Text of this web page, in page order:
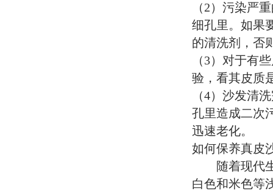
（2）污染严
细孔里。如果
的清洗剂，否
（3）对于有
验，看其皮质
（4）沙发清
孔里造成二次
迅速老化。
如何保养真皮
随着现代生
白色和米色等